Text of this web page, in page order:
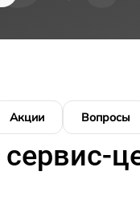
Акции Вопросы